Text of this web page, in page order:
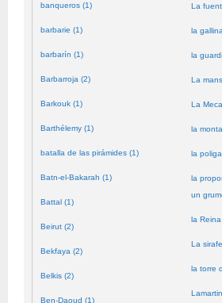
banqueros (1)
barbarie (1)
barbarín (1)
Barbarroja (2)
Barkouk (1)
Barthélemy (1)
batalla de las pirámides (1)
Batn-el-Bakarah (1)
Battal (1)
Beirut (2)
Bekfaya (2)
Belkis (2)
Ben-Daoud (1)
La
la
la
La
La
la
la
la
un
la
La
la torre